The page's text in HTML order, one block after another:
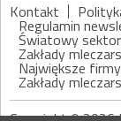
Kontakt
Regulamin
Światowy
Zakłady
Największe
Zakłady